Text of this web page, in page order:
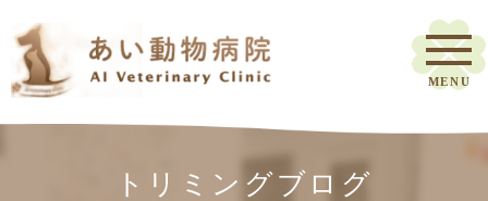
トリミングブログ